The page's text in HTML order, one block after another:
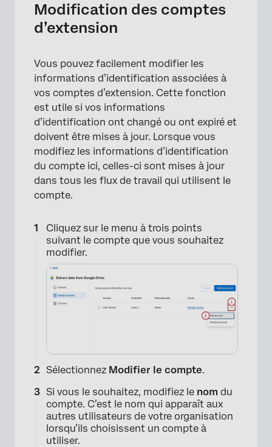
×
Modification des comptes
d’extension
Vous pouvez facilement modifier les
informations d’identification associées à
vos comptes d’extension. Cette fonction
est utile si vos informations
d’identification ont changé ou ont expiré et
doivent être mises à jour. Lorsque vous
modifiez les informations d’identification
du compte ici, celles-ci sont mises à jour
dans tous les flux de travail qui utilisent le
compte.
Cliquez sur le menu à trois points
suivant le compte que vous souhaitez
modifier.
Sélectionnez Modifier le compte.
Si vous le souhaitez, modifiez le nom du
compte. C’est le nom qui apparaît aux
autres utilisateurs de votre organisation
lorsqu’ils choisissent un compte à
utiliser.